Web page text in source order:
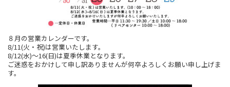
８月の営業カレンダーです。
8/11(火・祝)は営業いたします。
8/12(水)～16(日)は夏季休業となります。
ご迷惑をおかけして申し訳ありませんが何卒よろしくお願い申し上げま
す。